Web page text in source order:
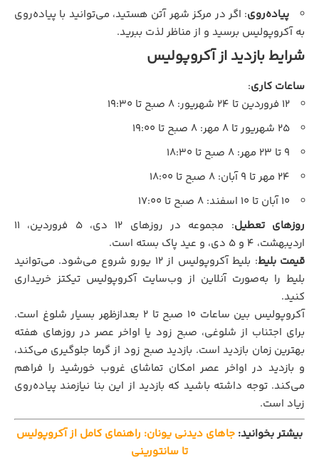
پیاده‌روی: اگر در مرکز شهر آتن هستید، می‌توانید با پیاده‌روی
به آکروپولیس برسید و از مناظر لذت ببرید.
شرایط بازدید از آکروپولیس
ساعات کاری:
۱۲ فروردین تا ۲۴ شهریور: ۸ صبح تا ۱۹:۳۰
۲۵ شهریور تا ۸ مهر: ۸ صبح تا ۱۹:۰۰
۹ تا ۲۳ مهر: ۸ صبح تا ۱۸:۳۰
۲۴ مهر تا ۹ آبان: ۸ صبح تا ۱۸:۰۰
۱۰ آبان تا ۱۰ اسفند: ۸ صبح تا ۱۷:۰۰
روزهای تعطیل
: مجموعه در روزهای ۱۲ دی، ۵ فروردین، ۱۱
اردیبهشت، ۴ و ۵ دی، و عید پاک بسته است.
قیمت بلیط
: بلیط آکروپولیس از ۱۲ یورو شروع می‌شود. می‌توانید
بلیط را به‌صورت آنلاین از وب‌سایت آکروپولیس تیکتز خریداری
کنید.
آکروپولیس بین ساعات ۱۰ صبح تا ۲ بعدازظهر بسیار شلوغ است.
برای اجتناب از شلوغی، صبح زود یا اواخر عصر در روزهای هفته
بهترین زمان بازدید است. بازدید صبح زود از گرما جلوگیری می‌کند،
و بازدید در اواخر عصر امکان تماشای غروب خورشید را فراهم
می‌کند. توجه داشته باشید که بازدید از این بنا نیازمند پیاده‌روی
زیاد است.
بیشتر بخوانید: جاهای دیدنی یونان: راهنمای کامل از آکروپولیس
تا سانتورینی